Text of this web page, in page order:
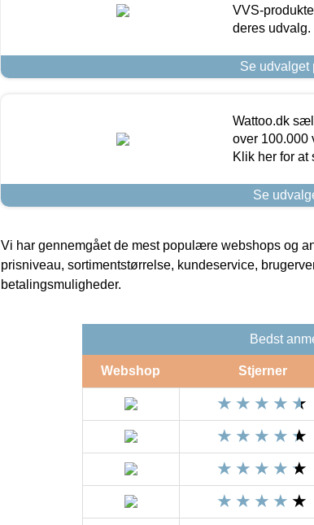
VVS-
deres udvalg.
Se udvalget
Wattoo.dk
over 100.000
Klik her for at
Se
Vi har gennemgået de mest populære webshops og
prisniveau, sortimentstørrelse, kundeservice,
betalingsmuligheder.
Bedst
Webshop Stjerner